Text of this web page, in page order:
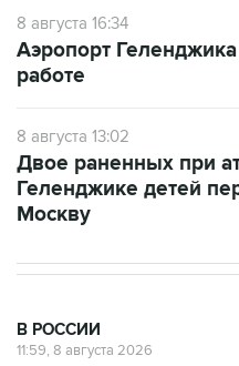
8 августа 16:34
Аэропорт
работе
8 августа 13:02
Двое раненных при
Геленджике детей
Москву
В РОССИИ
11:59, 8 августа 2026